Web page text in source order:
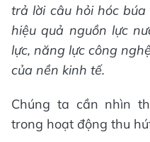
trả lời câu hỏi hóc búa
hiệu quả nguồn lực
lực, năng lực công
của nền kinh tế.
Chúng ta cần nhìn
trong hoạt động thu